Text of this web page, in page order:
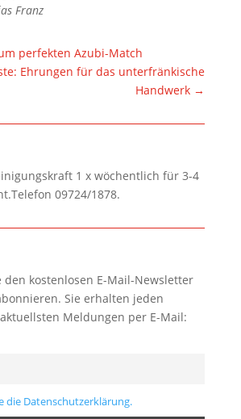
Franz
perfekten Azubi-Match
Ehrungen für das unterfränkische
Handwerk →
1 x wöchentlich für 3-4
09724/1878.
den kostenlosen E-Mail-Newsletter
Sie erhalten jeden
Meldungen per E-Mail:
die Datenschutzerklärung.